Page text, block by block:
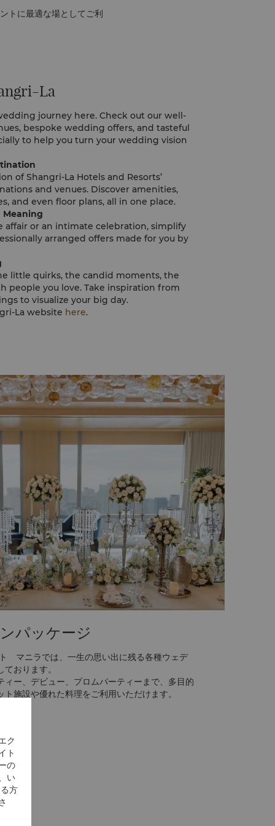
トに最適な場としてご利
La
journey here. Check out our well-
bespoke wedding offers, and tasteful
to help you turn your wedding vision
of Shangri-La Hotels and Resorts’
and venues. Discover amenities,
and even floor plans, all in one place.
Meaning
affair or an intimate celebration, simplify
arranged offers made for you by
little quirks, the candid moments, the
people you love. Take inspiration from
to visualize your big day.
La website here.
パッケージ
マニラでは、一生の思い出に残る各種ウェデ
おります。
ィー、デビュー、プロムパーティーまで、多目的
施設や優れた料理をご利用いただけます。
ク
ト
の
い
方